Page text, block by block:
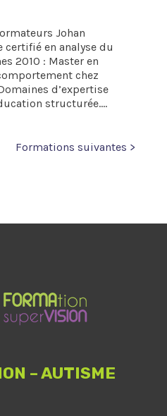
Johan
certifié en analyse du
2010 : Master en
chez
d’expertise
structurée....
Formations suivantes >
– AUTISME